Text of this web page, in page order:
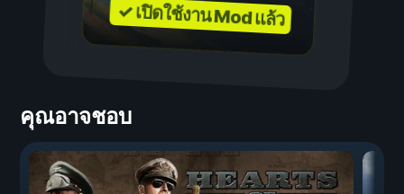
✓ เปิดใช้งาน Mod แล้ว
คุณอาจชอบ